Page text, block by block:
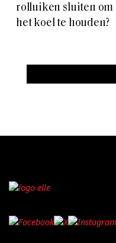
rolluiken sluiten om
het koel te houden?